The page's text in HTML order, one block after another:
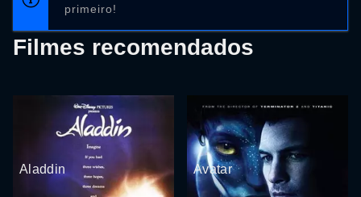
primeiro!
Filmes recomendados
Aladdin Avatar